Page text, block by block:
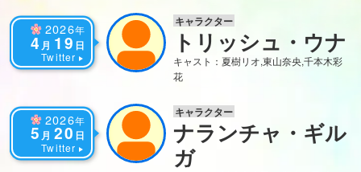
2026年
4 月 19 日
Twitter
キャラクター
トリッシュ・ウナ
キャスト：夏樹リオ,東山奈央,千本木彩
花
2026年
5 月 20 日
Twitter
キャラクター
ナランチャ・ギル
ガ